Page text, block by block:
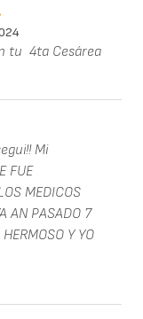
tu 4ta Cesárea
Mi
FUE
MEDICOS
AN PASADO 7
Y YO